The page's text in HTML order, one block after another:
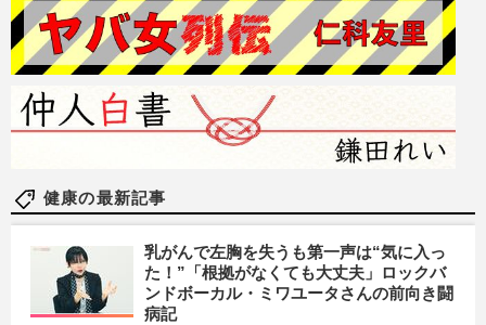
健康の最新記事
乳がんで左胸を失うも第一声は“気に入っ
た！”「根拠がなくても大丈夫」ロックバ
ンドボーカル・ミワユータさんの前向き闘
病記